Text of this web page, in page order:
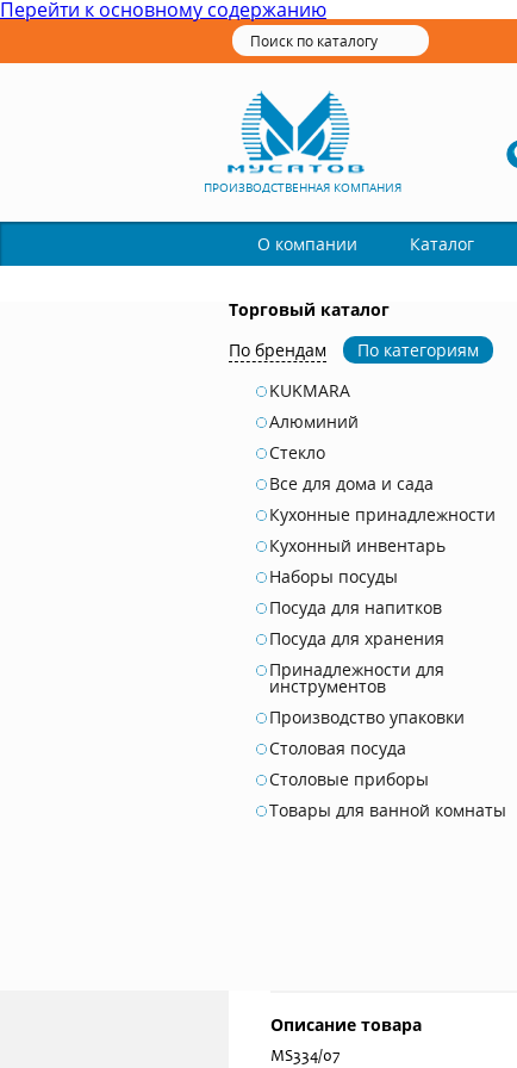
Перейти к основному содержанию
ПРОИЗВОДСТВЕННАЯ КОМПАНИЯ
О компании Каталог
Торговый каталог
По брендам
По категориям
KUKMARA
Алюминий
Стекло
Все для дома и сада
Кухонные принадлежности
Кухонный инвентарь
Наборы посуды
Посуда для напитков
Посуда для хранения
Принадлежности для
инструментов
Производство упаковки
Столовая посуда
Столовые приборы
Товары для ванной комнаты
Описание товара
MS334/07